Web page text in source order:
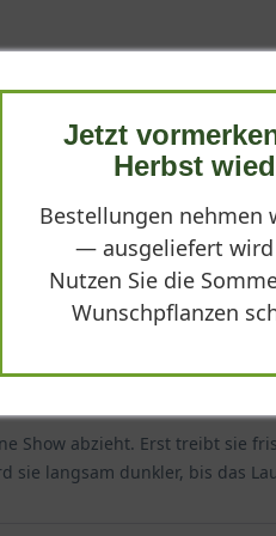
'Diable d'Or ®' hat uns
Preis-Leistungs-
Show abzieht. Erst treibt sie
langsam dunkler, bis das
Jetzt
Herbst
Bestellungen nehmen
— ausgeliefert wird
Nutzen Sie die
Wunschpflanzen